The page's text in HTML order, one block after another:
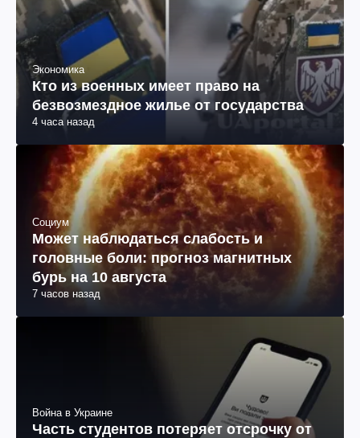
Экономика
Кто из военных имеет право на
безвозмездное жилье от государства
4 часа назад
Социум
Может наблюдаться слабость и
головные боли: прогноз магнитных
бурь на 10 августа
7 часов назад
Война в Украине
Часть студентов потеряет отсрочку от